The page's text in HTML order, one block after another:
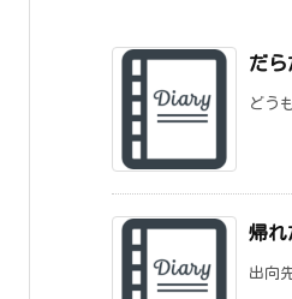
だ
どう
帰れ
出向